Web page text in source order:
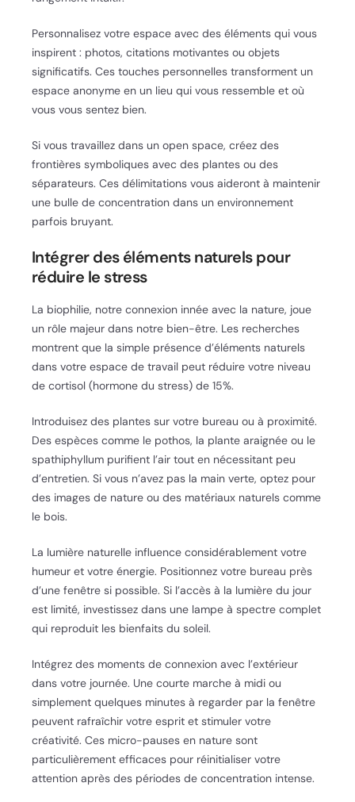
Personnalisez votre espace avec des éléments qui vous
inspirent : photos, citations motivantes ou objets
significatifs. Ces touches personnelles transforment un
espace anonyme en un lieu qui vous ressemble et où
vous vous sentez bien.
Si vous travaillez dans un open space, créez des
frontières symboliques avec des plantes ou des
séparateurs. Ces délimitations vous aideront à maintenir
une bulle de concentration dans un environnement
parfois bruyant.
Intégrer des éléments naturels pour
réduire le stress
La biophilie, notre connexion innée avec la nature, joue
un rôle majeur dans notre bien-être. Les recherches
montrent que la simple présence d’éléments naturels
dans votre espace de travail peut réduire votre niveau
de cortisol (hormone du stress) de 15%.
Introduisez des plantes sur votre bureau ou à proximité.
Des espèces comme le pothos, la plante araignée ou le
spathiphyllum purifient l’air tout en nécessitant peu
d’entretien. Si vous n’avez pas la main verte, optez pour
des images de nature ou des matériaux naturels comme
le bois.
La lumière naturelle influence considérablement votre
humeur et votre énergie. Positionnez votre bureau près
d’une fenêtre si possible. Si l’accès à la lumière du jour
est limité, investissez dans une lampe à spectre complet
qui reproduit les bienfaits du soleil.
Intégrez des moments de connexion avec l’extérieur
dans votre journée. Une courte marche à midi ou
simplement quelques minutes à regarder par la fenêtre
peuvent rafraîchir votre esprit et stimuler votre
créativité. Ces micro-pauses en nature sont
particulièrement efficaces pour réinitialiser votre
attention après des périodes de concentration intense.